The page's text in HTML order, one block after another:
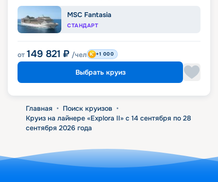
MSC Fantasia
СТАНДАРТ
от 149 821 ₽ /чел +1 000
Выбрать круиз
Главная • Поиск круизов •
Круиз на лайнере «Explora II» с 14 сентября по 28
сентября 2026 года